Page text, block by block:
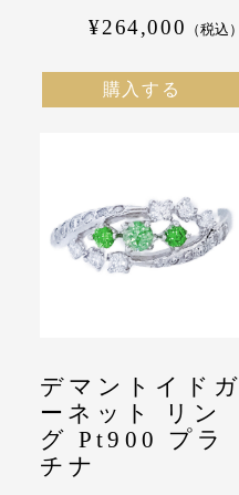
¥264,000 （税込）
購入する
デマントイドガ
ーネット リン
グ Pt900 プラ
チナ